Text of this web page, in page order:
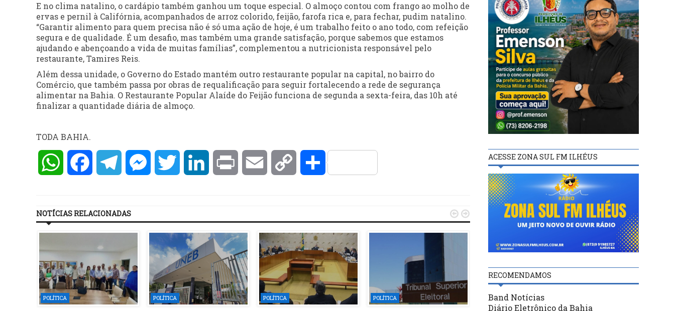
E no clima natalino, o cardápio também ganhou um toque especial. O almoço contou com frango ao molho de
ervas e pernil à Califórnia, acompanhados de arroz colorido, feijão, farofa rica e, para fechar, pudim natalino.
“Garantir alimento para quem precisa não é só uma ação de hoje, é um trabalho feito o ano todo, com refeição
segura e de qualidade. É um desafio, mas também uma grande satisfação, porque sabemos que estamos
ajudando e abençoando a vida de muitas famílias”, complementou a nutricionista responsável pelo
restaurante, Tamires Reis.
Além dessa unidade, o Governo do Estado mantém outro restaurante popular na capital, no bairro do
Comércio, que também passa por obras de requalificação para seguir fortalecendo a rede de segurança
alimentar na Bahia. O Restaurante Popular Alaíde do Feijão funciona de segunda a sexta-feira, das 10h até
finalizar a quantidade diária de almoço.
TODA BAHIA.
WhatsAppFacebookTelegramMessengerTwitter LinkedInPrint Email Copy Compartilhar
NOTÍCIAS RELACIONADAS
POLÍTICA POLÍTICA POLÍTICA POLÍTICA POLÍTICA
 
ACESSE ZONA SUL FM ILHÉUS
RECOMENDAMOS
Band Notícias
Diário Eletrônico da Bahia